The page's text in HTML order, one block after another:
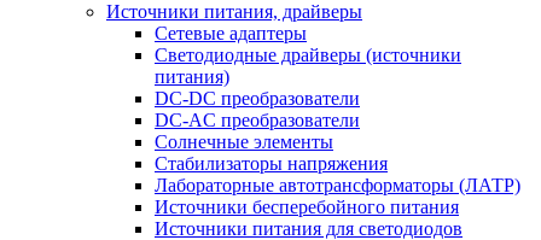
Источники питания, драйверы
Сетевые адаптеры
Светодиодные драйверы (источники
питания)
DC-DC преобразователи
DC-AC преобразователи
Солнечные элементы
Стабилизаторы напряжения
Лабораторные автотрансформаторы (ЛАТР)
Источники бесперебойного питания
Источники питания для светодиодов